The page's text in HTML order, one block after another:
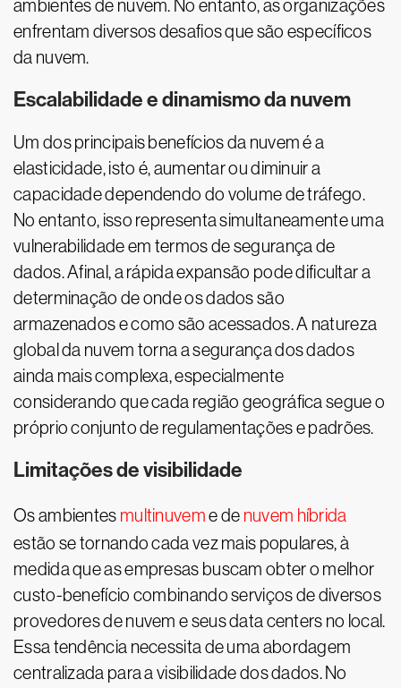
ambientes de nuvem. No entanto, as organizações
enfrentam diversos desafios que são específicos
da nuvem.
Escalabilidade e dinamismo da nuvem
Um dos principais benefícios da nuvem é a
elasticidade, isto é, aumentar ou diminuir a
capacidade dependendo do volume de tráfego.
No entanto, isso representa simultaneamente uma
vulnerabilidade em termos de segurança de
dados. Afinal, a rápida expansão pode dificultar a
determinação de onde os dados são
armazenados e como são acessados. A natureza
global da nuvem torna a segurança dos dados
ainda mais complexa, especialmente
considerando que cada região geográfica segue o
próprio conjunto de regulamentações e padrões.
Limitações de visibilidade
Os ambientes multinuveme de nuvem híbrida
estão se tornando cada vez mais populares, à
medida que as empresas buscam obter o melhor
custo-benefício combinando serviços de diversos
provedores de nuvem e seus data centers no local.
Essa tendência necessita de uma abordagem
centralizada para a visibilidade dos dados. No